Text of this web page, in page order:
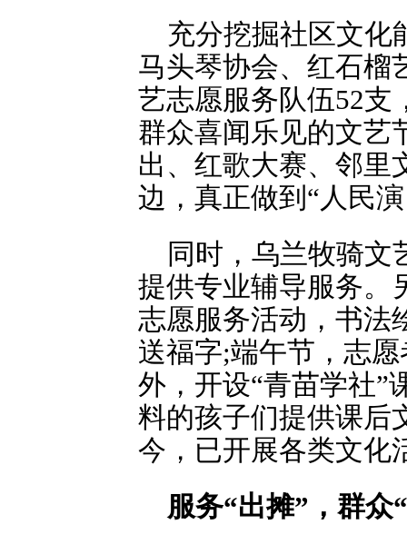
充分挖掘社区文化
马头琴协会、红石榴
艺志愿服务队伍52支
群众喜闻乐见的文艺
出、红歌大赛、邻里
边，真正做到“人民
同时，乌兰牧骑文
提供专业辅导服务。
志愿服务活动，书法
送福字;端午节，志
外，开设“青苗学社”
料的孩子们提供课后
今，已开展各类文化
服务“出摊”，群众